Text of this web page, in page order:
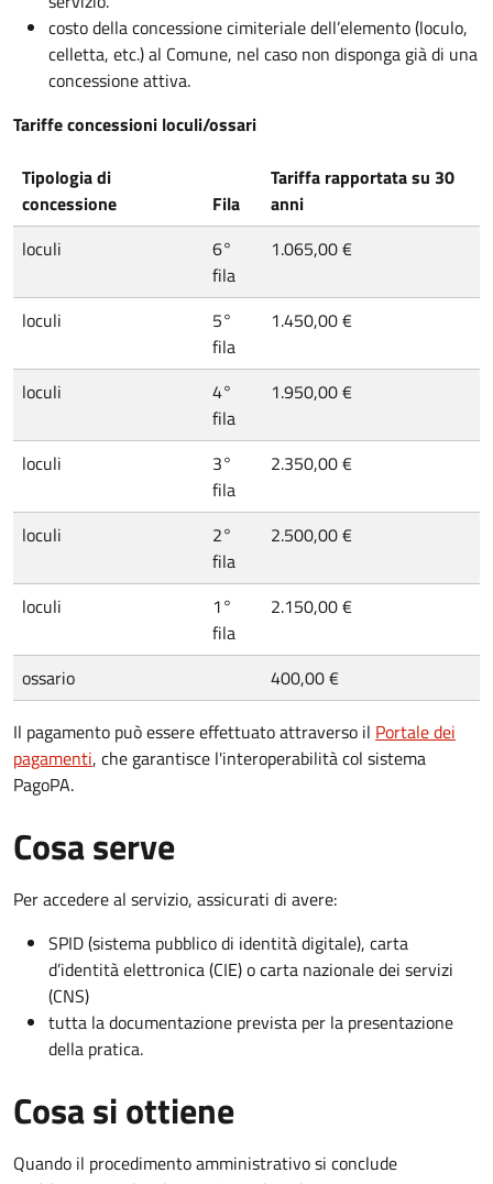
costo della concessione cimiteriale dell’elemento (loculo,
celletta, etc.) al Comune, nel caso non disponga già di una
concessione attiva.
Tariffe concessioni loculi/ossari
Tipologia di
concessione
Fila
Tariffa rapportata su 30
anni
loculi
6°
fila
1.065,00 €
loculi
5°
fila
1.450,00 €
loculi
4°
fila
1.950,00 €
loculi
3°
fila
2.350,00 €
loculi
2°
fila
2.500,00 €
loculi
1°
fila
2.150,00 €
ossario 400,00 €
Il pagamento può essere effettuato attraverso il Portale dei
pagamenti, che garantisce l'interoperabilità col sistema
PagoPA.
Cosa serve
Per accedere al servizio, assicurati di avere:
SPID (sistema pubblico di identità digitale), carta
d’identità elettronica (CIE) o carta nazionale dei servizi
(CNS)
tutta la documentazione prevista per la presentazione
della pratica.
Cosa si ottiene
Quando il procedimento amministrativo si conclude